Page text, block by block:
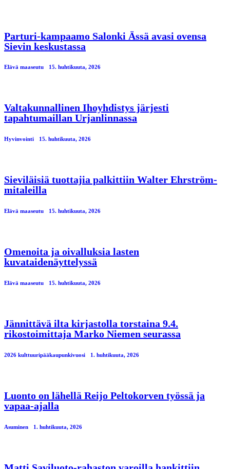
Parturi-kampaamo Salonki Ässä avasi ovensa
Sievin keskustassa
Elävä maaseutu 15. huhtikuuta, 2026
Valtakunnallinen Ihoyhdistys järjesti
tapahtumaillan Urjanlinnassa
Hyvinvointi 15. huhtikuuta, 2026
Sieviläisiä tuottajia palkittiin Walter Ehrström-
mitaleilla
Elävä maaseutu 15. huhtikuuta, 2026
Omenoita ja oivalluksia lasten
kuvataidenäyttelyssä
Elävä maaseutu 15. huhtikuuta, 2026
Jännittävä ilta kirjastolla torstaina 9.4.
rikostoimittaja Marko Niemen seurassa
2026 kulttuuripääkaupunkivuosi 1. huhtikuuta, 2026
Luonto on lähellä Reijo Peltokorven työssä ja
vapaa-ajalla
Asuminen 1. huhtikuuta, 2026